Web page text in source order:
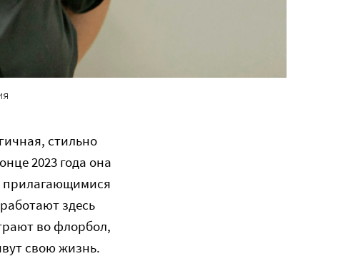
стильно
2023 года она
прилагающимися
здесь
во флорбол,
свою жизнь.